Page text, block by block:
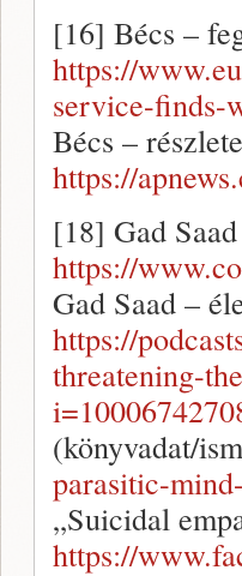
[16] Bécs –
https://
service-finds-
Bécs –
https://
[18] Gad
https://
Gad Saad –
https://
threatening-
(könyvadat/
parasitic-
„Suicidal
https://